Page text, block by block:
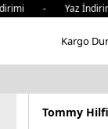
- Yaz
Kargo
Tommy